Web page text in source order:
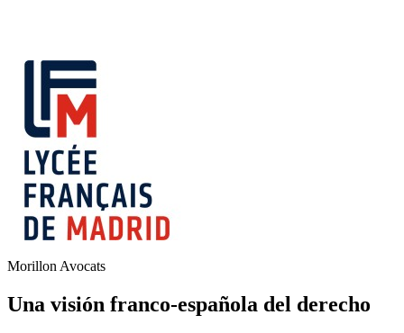
Morillon Avocats
Una visión franco-española del derecho